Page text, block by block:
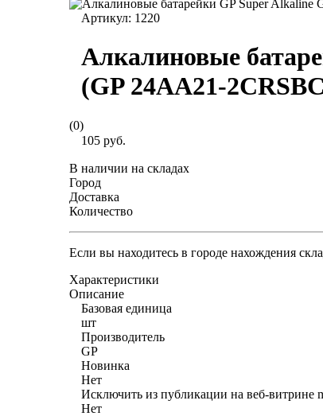
Артикул: 1220
Алкалиновые
(GP 24AA21-
(0)
105 руб.
В наличии на складах
Город
Доставка
Количество
Если вы находитесь в городе нахождения
Характеристики
Описание
Базовая единица
шт
Производитель
GP
Новинка
Нет
Исключить из публикации на веб-витрине
Нет